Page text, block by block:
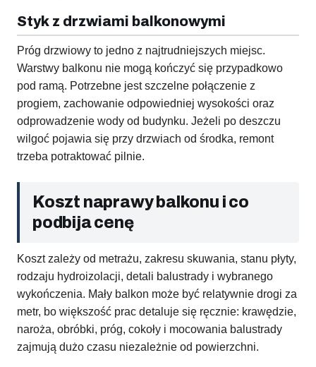
Styk z drzwiami balkonowymi
Próg drzwiowy to jedno z najtrudniejszych miejsc.
Warstwy balkonu nie mogą kończyć się przypadkowo
pod ramą. Potrzebne jest szczelne połączenie z
progiem, zachowanie odpowiedniej wysokości oraz
odprowadzenie wody od budynku. Jeżeli po deszczu
wilgoć pojawia się przy drzwiach od środka, remont
trzeba potraktować pilnie.
Koszt naprawy balkonu i co
podbija cenę
Koszt zależy od metrażu, zakresu skuwania, stanu płyty,
rodzaju hydroizolacji, detali balustrady i wybranego
wykończenia. Mały balkon może być relatywnie drogi za
metr, bo większość prac detaluje się ręcznie: krawędzie,
naroża, obróbki, próg, cokoły i mocowania balustrady
zajmują dużo czasu niezależnie od powierzchni.